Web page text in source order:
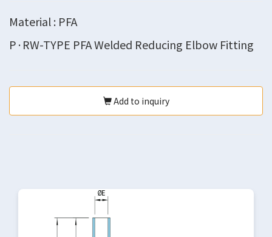
Material : PFA
P·RW-TYPE PFA Welded Reducing Elbow Fitting
Add to inquiry